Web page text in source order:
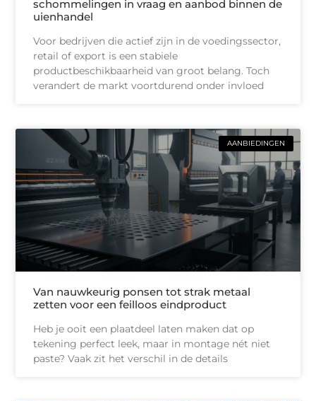
schommelingen in vraag en aanbod binnen de
uienhandel
Voor bedrijven die actief zijn in de voedingssector,
retail of export is een stabiele
productbeschikbaarheid van groot belang. Toch
verandert de markt voortdurend onder invloed
AANBIEDINGEN
Van nauwkeurig ponsen tot strak metaal
zetten voor een feilloos eindproduct
Heb je ooit een plaatdeel laten maken dat op
tekening perfect leek, maar in montage nét niet
paste? Vaak zit het verschil in de details